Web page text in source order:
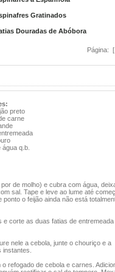
Gratinados
Douradas de Abóbora
Página:
preto
carne
q.b.
de molho) e cubra com água,
sal. Tape e leve ao lume até
o feijão ainda não está
e corte as duas fatias de entremeada
nele a cebola, junte o chouriço e a
refogado de cebola e carnes.